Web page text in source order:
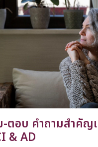
-ตอบ คำถามสำคัญ
& AD